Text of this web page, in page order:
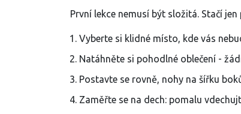
První lekce nemusí být složitá. Stačí
Vyberte si klidné místo, kde vás
Natáhněte si pohodlné oblečení -
Postavte se rovně, nohy na šířku
Zaměřte se na dech: pomalu